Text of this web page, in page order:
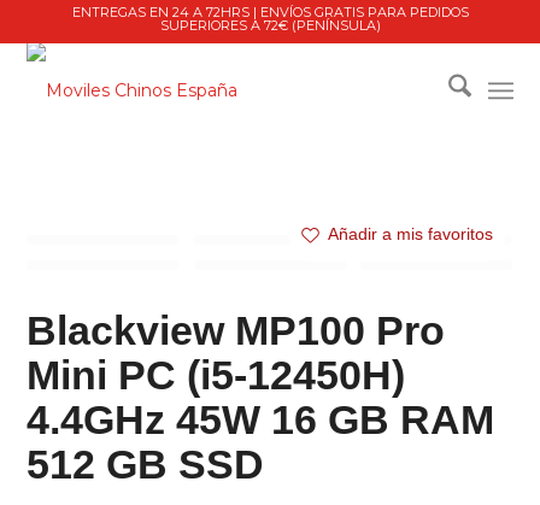
ENTREGAS EN 24 A 72HRS | ENVÍOS GRATIS PARA PEDIDOS
SUPERIORES A 72€ (PENÍNSULA)
Añadir a mis favoritos
Blackview MP100 Pro
Mini PC (i5-12450H)
4.4GHz 45W 16 GB RAM
512 GB SSD